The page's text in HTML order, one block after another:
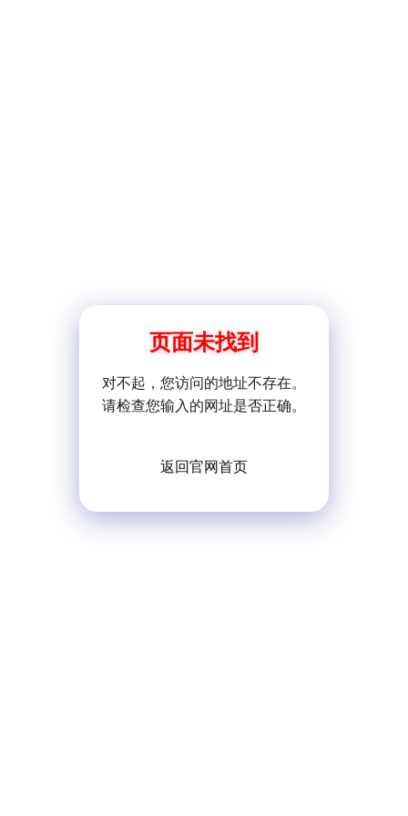
页面未找到
对不起，您访问的地址不存在。
请检查您输入的网址是否正确。
返回官网首页